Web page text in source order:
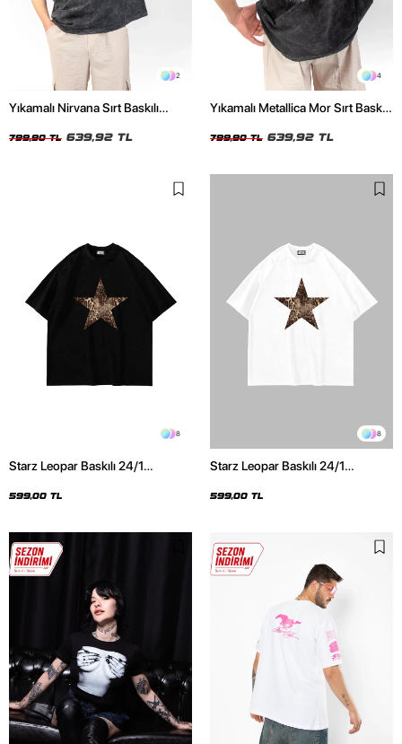
2
Yıkamalı Nirvana Sırt Baskılı
799,90 TL 639,92 TL
4
Yıkamalı Metallica Mor Sırt Baskılı
799,90 TL 639,92 TL
8
Starz Leopar Baskılı 24/1
599,00 TL
8
Starz Leopar Baskılı 24/1
599,00 TL